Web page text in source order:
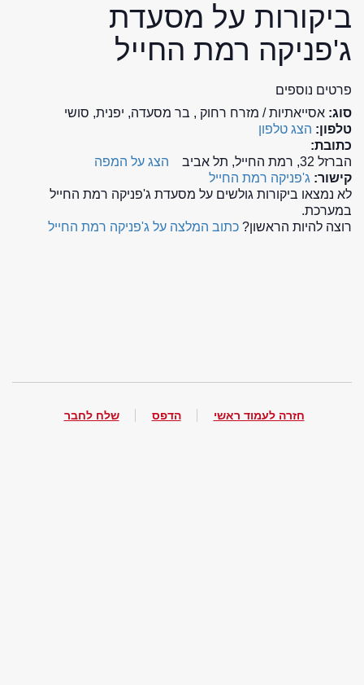
ביקורות על מסעדת
ג'פניקה רמת החייל
פרטים נוספים
סוג: אסייאתיות / מזרח רחוק , בר מסעדה, יפנית, סושי
טלפון: הצג טלפון
כתובת:
הברזל 32, רמת החייל, תל אביב
הצג על המפה
קישור: ג'פניקה רמת החייל
לא נמצאו ביקורות גולשים על מסעדת ג'פניקה רמת החייל
במערכת.
רוצה להיות הראשון? כתוב המלצה על ג'פניקה רמת החייל
חזרה לעמוד ראשי הדפס שלח לחבר